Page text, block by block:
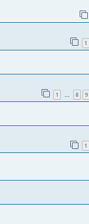
1
1 … 8 9
1